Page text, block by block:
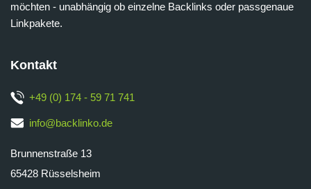
möchten - unabhängig ob einzelne Backlinks oder passgenaue
Linkpakete.
Kontakt
+49 (0) 174 - 59 71 741
info@backlinko.de
Brunnenstraße 13
65428 Rüsselsheim